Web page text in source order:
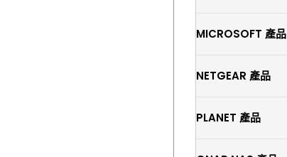
MICROSOFT 產品
NETGEAR 產品
PLANET 產品